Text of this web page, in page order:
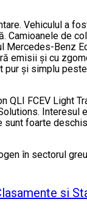
Vehiculul a
Camioanele de
Benz
emisii și cu
și simplu
QLI FCEV Light
Interesul
foarte
în sectorul